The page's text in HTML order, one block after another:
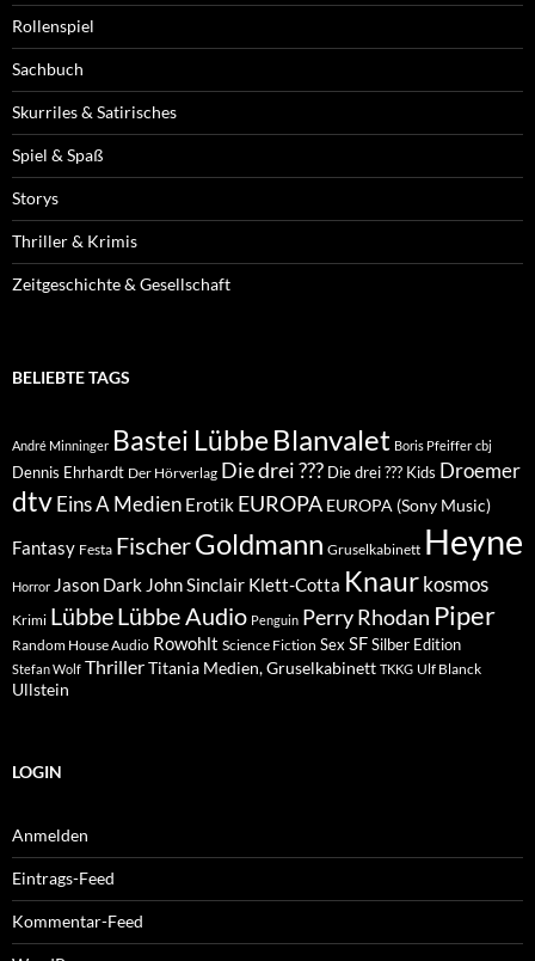
Rollenspiel
Sachbuch
Skurriles & Satirisches
Spiel & Spaß
Storys
Thriller & Krimis
Zeitgeschichte & Gesellschaft
BELIEBTE TAGS
André Minninger Bastei Lübbe Blanvalet Boris Pfeiffer cbj
Dennis Ehrhardt Der Hörverlag Die drei ??? Die drei ??? Kids Droemer
dtvEins A Medien Erotik EUROPA EUROPA (Sony Music)
Fantasy Festa FischerGoldmann Gruselkabinett Heyne
Horror Jason Dark John Sinclair Klett-Cotta Knaur kosmos
Krimi LübbeLübbe Audio Penguin Perry Rhodan Piper
Random House Audio Rowohlt Science Fiction Sex SFSilber Edition
Stefan Wolf ThrillerTitania Medien, Gruselkabinett TKKG Ulf Blanck
Ullstein
LOGIN
Anmelden
Eintrags-Feed
Kommentar-Feed